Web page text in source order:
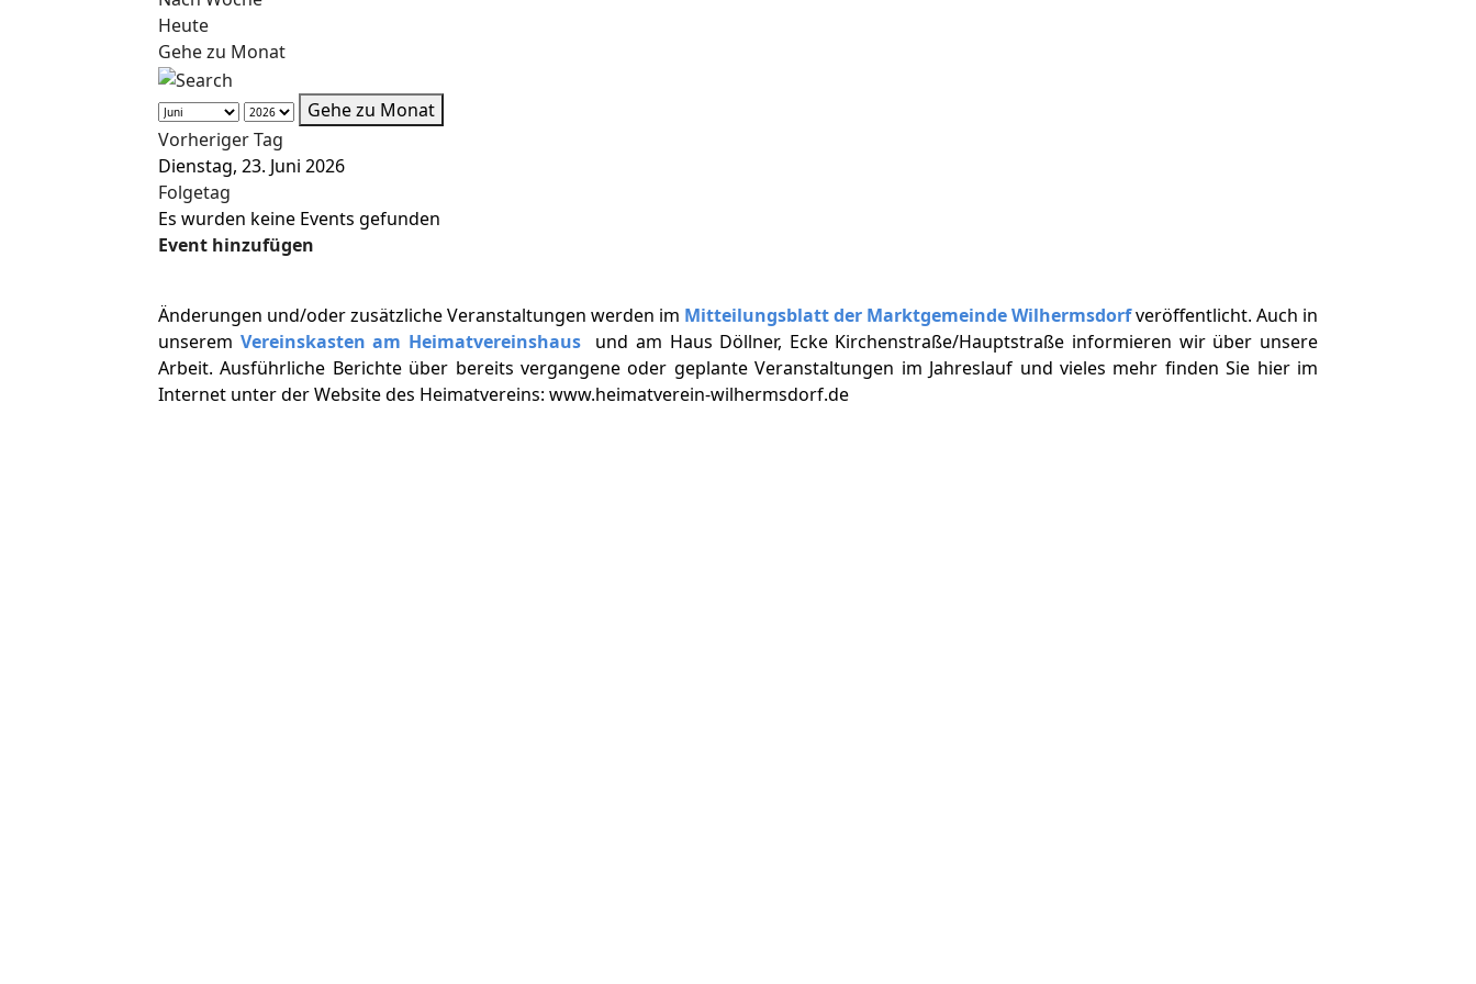
Heute
Gehe zu Monat
Gehe zu Monat
Vorheriger Tag
Dienstag, 23. Juni 2026
Folgetag
Es wurden keine Events gefunden
Event hinzufügen
Änderungen und/oder zusätzliche Veranstaltungen werden im Mitteilungsblatt der Marktgemeinde Wilhermsdorfveröffentlicht. Auch in
unserem Vereinskasten am Heimatvereinshaus
und am Haus Döllner, Ecke Kirchenstraße/Hauptstraße informieren wir über unsere
Arbeit. Ausführliche Berichte über bereits vergangene oder geplante Veranstaltungen im Jahreslauf und vieles mehr finden Sie hier im
Internet unter der Website des Heimatvereins: www.heimatverein-wilhermsdorf.de